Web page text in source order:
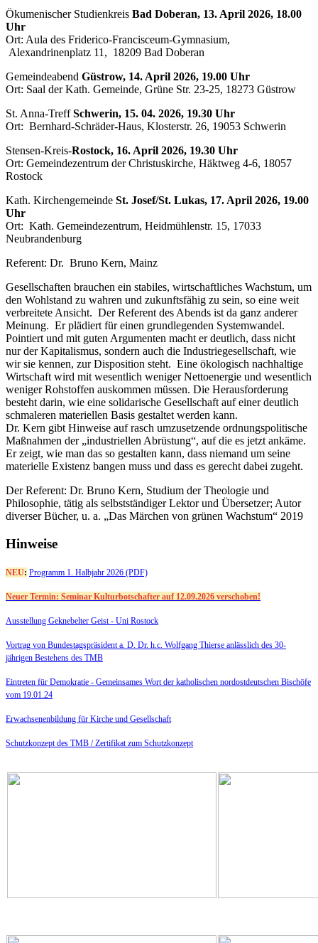
Ökumenischer Studienkreis Bad Doberan, 13. April 2026, 18.00
Uhr
Ort: Aula des Friderico-Francisceum-Gymnasium,
Alexandrinenplatz 11, 18209 Bad Doberan
Gemeindeabend Güstrow, 14. April 2026, 19.00 Uhr
Ort: Saal der Kath. Gemeinde, Grüne Str. 23-25, 18273 Güstrow
St. Anna-TreffSchwerin, 15. 04. 2026, 19.30 Uhr
Ort: Bernhard-Schräder-Haus, Klosterstr. 26, 19053 Schwerin
Stensen-Kreis-Rostock, 16. April 2026, 19.30 Uhr
Ort: Gemeindezentrum der Christuskirche, Häktweg 4-6, 18057
Rostock
Kath. Kirchengemeinde St. Josef/St. Lukas, 17. April 2026, 19.00
Uhr
Ort: Kath. Gemeindezentrum, Heidmühlenstr. 15, 17033
Neubrandenburg
Referent: Dr. Bruno Kern, Mainz
Gesellschaften brauchen ein stabiles, wirtschaftliches Wachstum, um
den Wohlstand zu wahren und zukunftsfähig zu sein, so eine weit
verbreitete Ansicht. Der Referent des Abends ist da ganz anderer
Meinung. Er plädiert für einen grundlegenden Systemwandel.
Pointiert und mit guten Argumenten macht er deutlich, dass nicht
nur der Kapitalismus, sondern auch die Industriegesellschaft, wie
wir sie kennen, zur Disposition steht. Eine ökologisch nachhaltige
Wirtschaft wird mit wesentlich weniger Nettoenergie und wesentlich
weniger Rohstoffen auskommen müssen. Die Herausforderung
besteht darin, wie eine solidarische Gesellschaft auf einer deutlich
schmaleren materiellen Basis gestaltet werden kann.
Dr. Kern gibt Hinweise auf rasch umzusetzende ordnungspolitische
Maßnahmen der „industriellen Abrüstung“, auf die es jetzt ankäme.
Er zeigt, wie man das so gestalten kann, dass niemand um seine
materielle Existenz bangen muss und dass es gerecht dabei zugeht.
Der Referent: Dr. Bruno Kern, Studium der Theologie und
Philosophie, tätig als selbstständiger Lektor und Übersetzer; Autor
diverser Bücher, u. a. „Das Märchen von grünen Wachstum“ 2019
Hinweise
NEU: Programm 1. Halbjahr 2026 (PDF)
Neuer Termin: Seminar Kulturbotschafter auf 12.09.2026 verschoben!
Ausstellung Geknebelter Geist - Uni Rostock
Vortrag von Bundestagspräsident a. D. Dr. h.c. Wolfgang Thierse anlässlich des 30-
jährigen Bestehens des TMB
Eintreten für Demokratie - Gemeinsames Wort der katholischen nordostdeutschen Bischöfe
vom 19.01.24
Erwachsenenbildung für Kirche und Gesellschaft
Schutzkonzept des TMB / Zertifikat zum Schutzkonzept